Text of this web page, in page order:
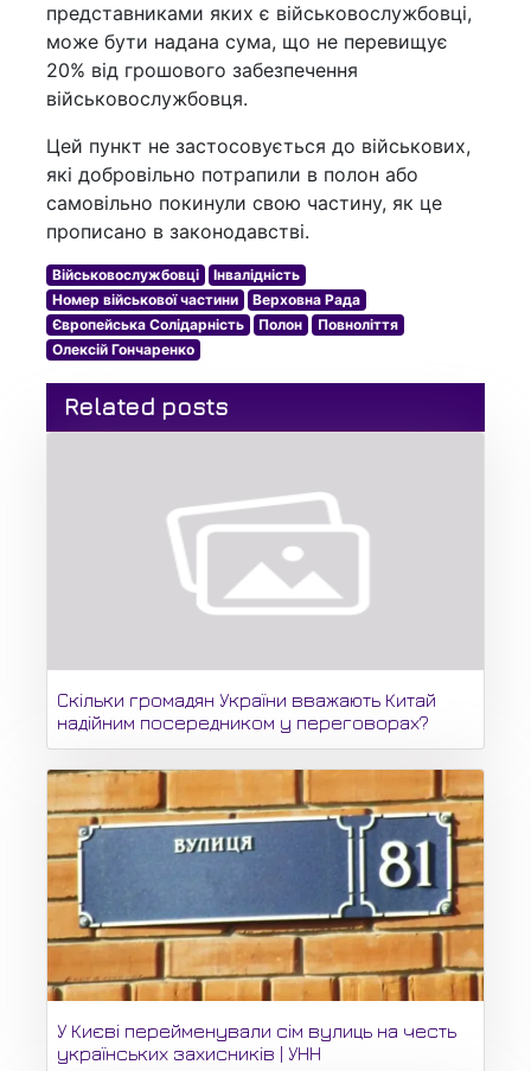
представниками яких є військовослужбовці,
може бути надана сума, що не перевищує
20% від грошового забезпечення
військовослужбовця.
Цей пункт не застосовується до військових,
які добровільно потрапили в полон або
самовільно покинули свою частину, як це
прописано в законодавстві.
Військовослужбовці
Інвалідність
Номер військової частини
Верховна Рада
Європейська Солідарність
Полон
Повноліття
Олексій Гончаренко
Related posts
Скільки громадян України вважають Китай
надійним посередником у переговорах?
У Києві перейменували сім вулиць на честь
українських захисників | УНН